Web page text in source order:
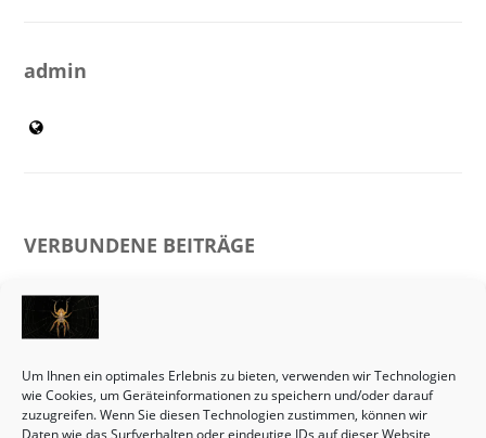
Um Ihnen ein optimales Erlebnis zu bieten, verwenden wir Technologien
wie Cookies, um Geräteinformationen zu speichern und/oder darauf
zuzugreifen. Wenn Sie diesen Technologien zustimmen, können wir
Daten wie das Surfverhalten oder eindeutige IDs auf dieser Website
admin
VERBUNDENE BEITRÄGE